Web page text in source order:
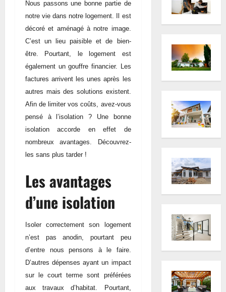
Nous passons une bonne partie de
notre vie dans notre logement. Il est
décoré et aménagé à notre image.
C’est un lieu paisible et de bien-
être. Pourtant, le logement est
également un gouffre financier. Les
factures arrivent les unes après les
autres mais des solutions existent.
Afin de limiter vos coûts, avez-vous
pensé à l’isolation ? Une bonne
isolation accorde en effet de
nombreux avantages. Découvrez-
les sans plus tarder !
Les avantages
d’une isolation
Isoler correctement son logement
n’est pas anodin, pourtant peu
d’entre nous pensons à le faire.
D’autres dépenses ayant un impact
sur le court terme sont préférées
aux travaux d’habitat. Pourtant,